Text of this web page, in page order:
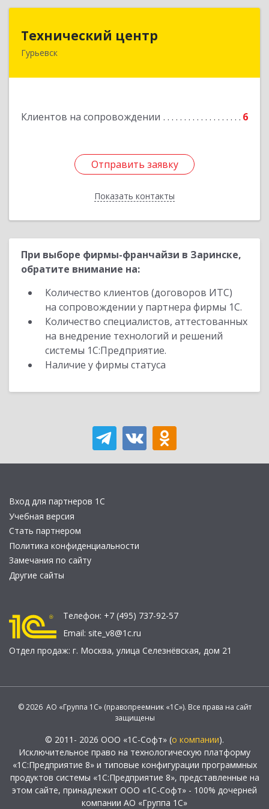
Технический центр
Гурьевск
Клиентов на сопровождении 6
Отправить заявку
Показать контакты
Отправить заявку
Назад
При выборе фирмы-франчайзи в Заринске,
обратите внимание на:
Количество клиентов (договоров ИТС)
на сопровождении у партнера фирмы 1С.
Количество специалистов, аттестованных
на внедрение технологий и решений
системы 1С:Предприятие.
Наличие у фирмы статуса
Вход для партнеров 1С
Учебная версия
Стать партнером
Политика конфиденциальности
Замечания по сайту
Другие сайты
Телефон: +7 (495) 737-92-57
Email: site_v8@1c.ru
Отдел продаж: г. Москва, улица Селезнёвская, дом 21
© 2026 АО «Группа 1С» (правопреемник «1С»). Все права на сайт
защищены
© 2011- 2026 ООО «1С-Софт» (о компании).
Исключительное право на технологическую платформу
«1С:Предприятие 8» и типовые конфигурации программных
продуктов системы «1С:Предприятие 8», представленные на
этом сайте, принадлежит ООО «1С-Софт» - 100% дочерней
компании АО «Группа 1С»